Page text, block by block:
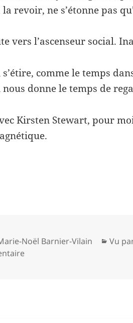
revoir, ne s’étonne pas
vers l’ascenseur social.
comme le temps
donne le temps de
Kirsten Stewart, pour
Noël Barnier-Vilain
Vu
sur « Certaines femmes » de